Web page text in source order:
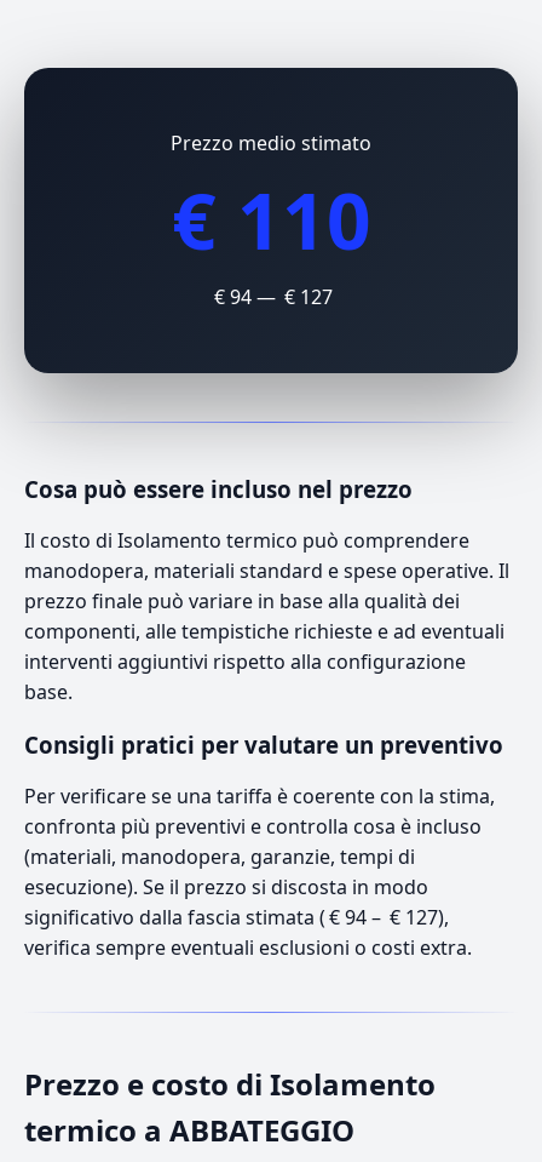
Prezzo medio stimato
€ 110
€ 94 — € 127
Cosa può essere incluso nel prezzo
Il costo di Isolamento termico può comprendere
manodopera, materiali standard e spese operative. Il
prezzo finale può variare in base alla qualità dei
componenti, alle tempistiche richieste e ad eventuali
interventi aggiuntivi rispetto alla configurazione
base.
Consigli pratici per valutare un preventivo
Per verificare se una tariffa è coerente con la stima,
confronta più preventivi e controlla cosa è incluso
(materiali, manodopera, garanzie, tempi di
esecuzione). Se il prezzo si discosta in modo
significativo dalla fascia stimata ( € 94 – € 127),
verifica sempre eventuali esclusioni o costi extra.
Prezzo e costo di Isolamento
termico a ABBATEGGIO